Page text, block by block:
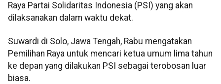
Raya Partai Solidaritas Indonesia (PSI) yang akan
dilaksanakan dalam waktu dekat.
Suwardi di Solo, Jawa Tengah, Rabu mengatakan
Pemilihan Raya untuk mencari ketua umum lima tahun
ke depan yang dilakukan PSI sebagai terobosan luar
biasa.